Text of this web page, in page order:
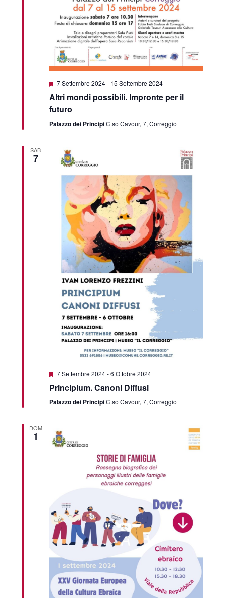
Segnalati
7 Settembre 2024- 15 Settembre 2024
Altri mondi possibili. Impronte per il
futuro
Palazzo dei PrincipiC.so Cavour, 7, Correggio
SAB
7
Segnalati
7 Settembre 2024-6 Ottobre 2024
Principium. Canoni Diffusi
Palazzo dei PrincipiC.so Cavour, 7, Correggio
DOM
1